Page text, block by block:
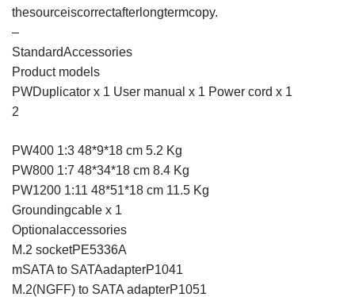
thesourceiscorrectafterlongtermcopy.
–
StandardAccessories
Product models
PWDuplicator x 1 User manual x 1 Power cord x 1
2
PW400 1:3 48*9*18 cm 5.2 Kg
PW800 1:7 48*34*18 cm 8.4 Kg
PW1200 1:11 48*51*18 cm 11.5 Kg
Groundingcable x 1
Optionalaccessories
M.2 socketPE5336A
mSATA to SATAadapterP1041
M.2(NGFF) to SATA adapterP1051